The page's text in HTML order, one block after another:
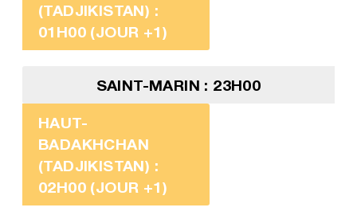
(TADJIKISTAN) :
01H00 (JOUR +1)
SAINT-MARIN : 23H00
HAUT-
BADAKHCHAN
(TADJIKISTAN) :
02H00 (JOUR +1)